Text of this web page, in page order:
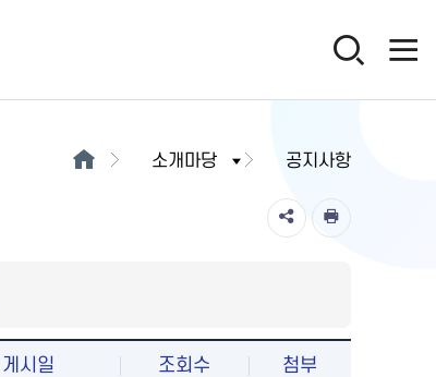
소개마당 공지사항
게시일 조회수 첨부